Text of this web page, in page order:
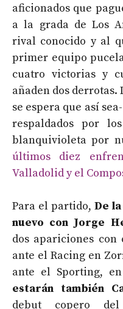
aficionados que
a la grada de Los
rival conocido y al
primer equipo
cuatro victorias y
añaden dos derrotas.
se espera que así
respaldados por
blanquivioleta por
últimos diez
Valladolid y el
Para el partido, De
nuevo con Jorge
dos apariciones
ante el Racing en
ante el Sporting,
estarán también
debut copero